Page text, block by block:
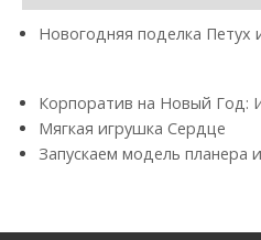
Новогодняя поделка Петух
Корпоратив на Новый Год:
Мягкая игрушка Сердце
Запускаем модель планера